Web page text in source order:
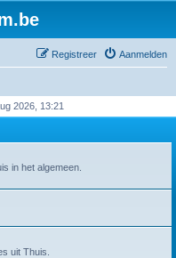
Aanmelden
Registreer
2026, 13:21
in het algemeen.
uit Thuis.